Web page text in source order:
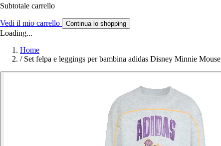
Subtotale carrello
Vedi il mio carrello Continua lo shopping
Loading...
Home
/ Set felpa e leggings per bambina adidas Disney Minnie Mouse